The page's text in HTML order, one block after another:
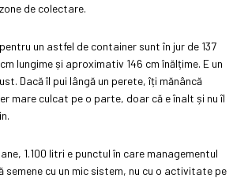
de colectare.
un astfel de container sunt în jur de 137
lungime și aproximativ 146 cm înălțime. E un
Dacă îl pui lângă un perete, îți mănâncă
mare culcat pe o parte, doar că e înalt și nu îl
1.100 litri e punctul în care managementul
semene cu un mic sistem, nu cu o activitate pe